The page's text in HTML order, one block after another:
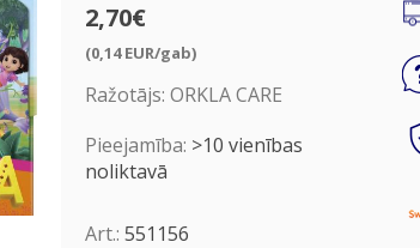
2,70€
(0,14 EUR/gab)
Ražotājs: ORKLA CARE
Pieejamība: >10 vienības
noliktavā
Art.: 551156